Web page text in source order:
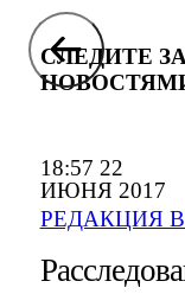
18:57 22
ИЮНЯ 2017
РЕДАКЦИЯ
СЛЕДИТЕ ЗА